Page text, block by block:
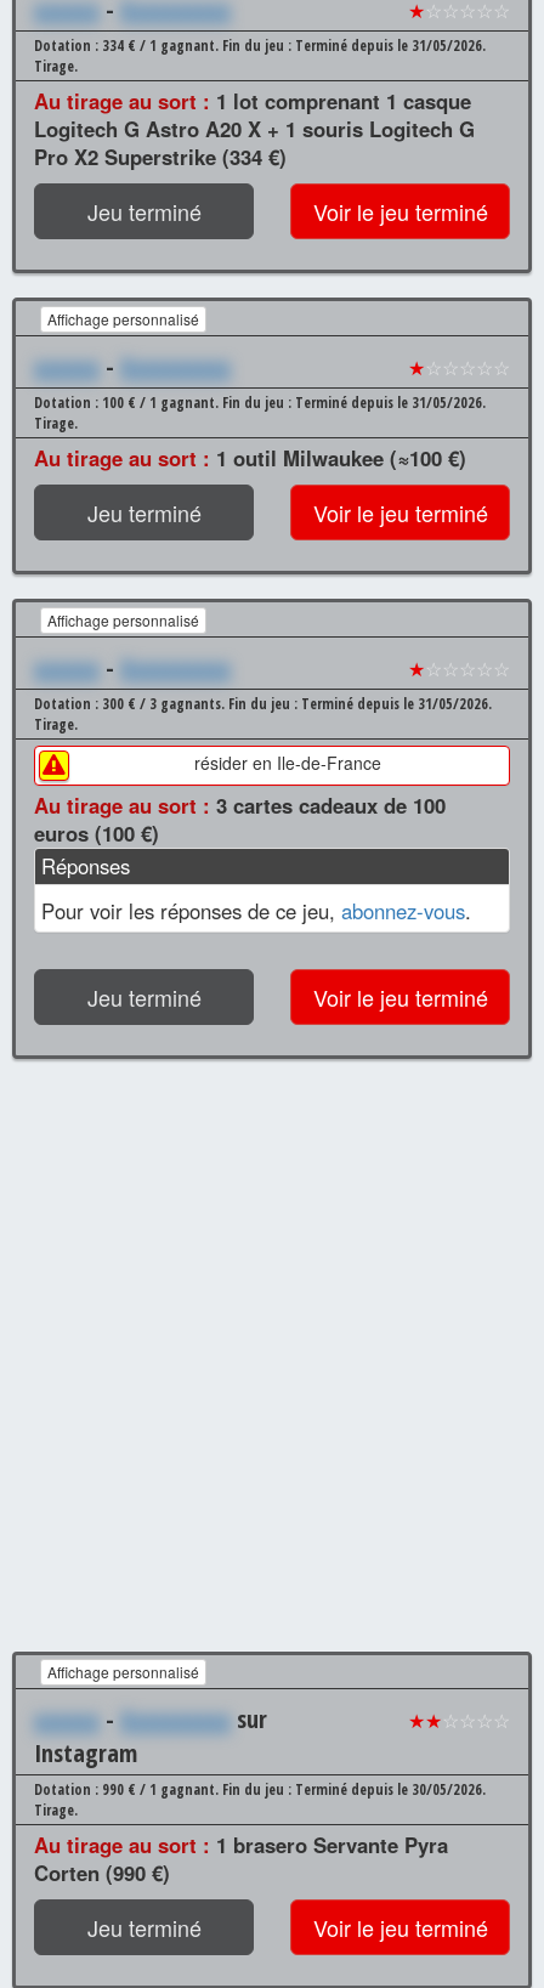
xxxxxx - Xxxxxxxxxx ★☆☆☆☆☆
Dotation : 334 € / 1 gagnant. Fin du jeu : Terminé depuis le 31/05/2026.
Tirage.
Au tirage au sort : 1 lot comprenant 1 casque
Logitech G Astro A20 X + 1 souris Logitech G
Pro X2 Superstrike (334 €)
Jeu terminé Voir le jeu terminé
Affichage personnalisé
xxxxxx - Xxxxxxxxxx ★☆☆☆☆☆
Dotation : 100 € / 1 gagnant. Fin du jeu : Terminé depuis le 31/05/2026.
Tirage.
Au tirage au sort : 1 outil Milwaukee (≈100 €)
Jeu terminé Voir le jeu terminé
Affichage personnalisé
xxxxxx - Xxxxxxxxxx ★☆☆☆☆☆
Dotation : 300 € / 3 gagnants. Fin du jeu : Terminé depuis le 31/05/2026.
Tirage.
résider en Ile-de-France
Au tirage au sort : 3 cartes cadeaux de 100
euros (100 €)
Réponses
Pour voir les réponses de ce jeu, abonnez-vous.
Jeu terminé Voir le jeu terminé
Affichage personnalisé
xxxxxx - Xxxxxxxxxx sur
Instagram
★★☆☆☆☆
Dotation : 990 € / 1 gagnant. Fin du jeu : Terminé depuis le 30/05/2026.
Tirage.
Au tirage au sort : 1 brasero Servante Pyra
Corten (990 €)
Jeu terminé Voir le jeu terminé